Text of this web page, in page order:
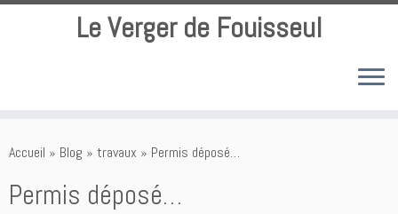
au
Le Verger de Fouisseul
Accueil » Blog » travaux » Permis déposé…
Permis déposé…